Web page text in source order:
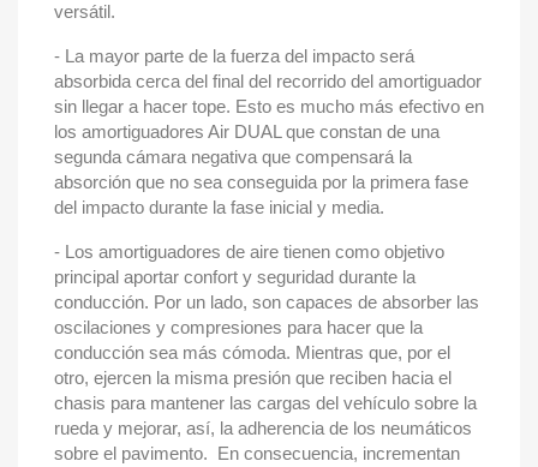
versátil.
- La mayor parte de la fuerza del impacto será
absorbida cerca del final del recorrido del amortiguador
sin llegar a hacer tope. Esto es mucho más efectivo en
los amortiguadores Air DUAL que constan de una
segunda cámara negativa que compensará la
absorción que no sea conseguida por la primera fase
del impacto durante la fase inicial y media.
- Los amortiguadores de aire tienen como objetivo
principal aportar confort y seguridad durante la
conducción. Por un lado, son capaces de absorber las
oscilaciones y compresiones para hacer que la
conducción sea más cómoda. Mientras que, por el
otro, ejercen la misma presión que reciben hacia el
chasis para mantener las cargas del vehículo sobre la
rueda y mejorar, así, la adherencia de los neumáticos
sobre el pavimento. En consecuencia, incrementan